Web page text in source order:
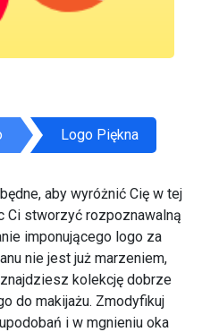
Logo Piękna
aby wyróżnić Cię w tej
Ci stworzyć rozpoznawalną
imponującego logo za
nie jest już marzeniem,
kolekcję dobrze
do makijażu. Zmodyfikuj
i w mgnieniu oka